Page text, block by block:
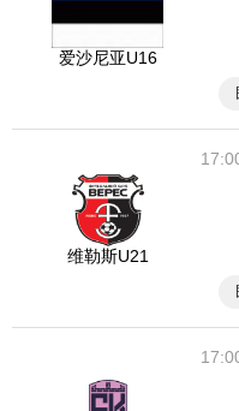
爱沙尼亚U16
维勒斯U21